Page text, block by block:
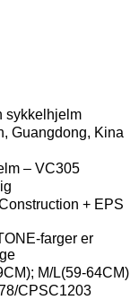
sykkelhjelm
Guangdong, Kina
– VC305
+ EPS
farger er
M/L(59-64CM)
CPSC1203